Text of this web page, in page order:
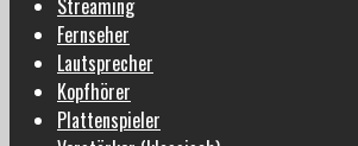
Streaming
Fernseher
Lautsprecher
Kopfhörer
Plattenspieler